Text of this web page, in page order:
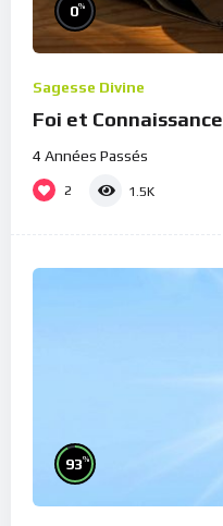
0%
Sagesse Divine
Foi et Connaissance
4 Années Passés
2 1.5K
93%